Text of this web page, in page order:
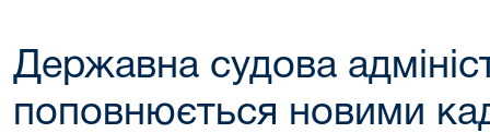
Державна судова
поповнюється новими